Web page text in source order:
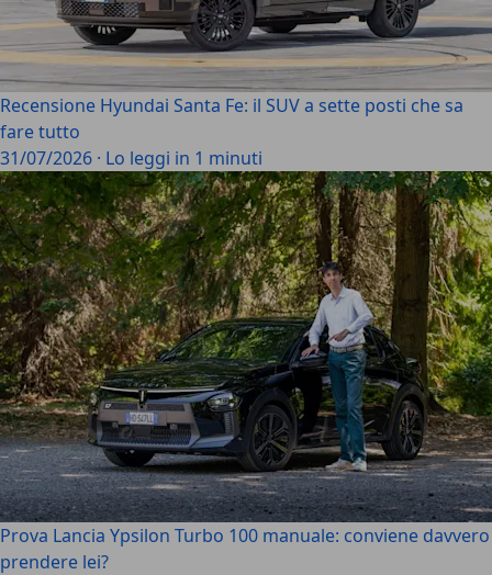
Recensione Hyundai Santa Fe: il SUV a sette posti che sa
fare tutto
31/07/2026 · Lo leggi in 1 minuti
Prova Lancia Ypsilon Turbo 100 manuale: conviene davvero
prendere lei?